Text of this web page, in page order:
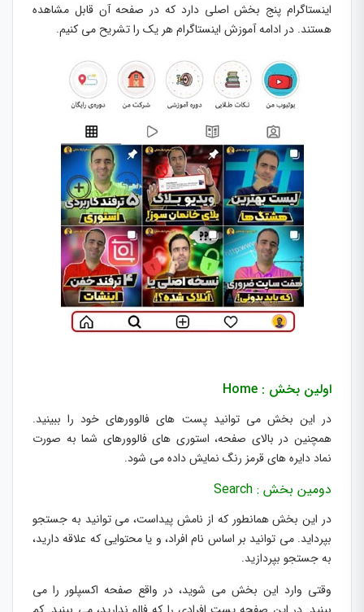
اینستاگرام پنج بخش اصلی دارد که در صفحه آن قابل مشاهده
هستند. در ادامه آموزش اینستاگرام هر یک را تشریح می کنیم.
اولین بخش : Home
در این بخش می توانید پست های فالوورهای خود را ببینید.
همچنین در بالای صفحه، استوری های فالوورهای شما به صورت
نماد دایره های قرمز رنگ نمایش داده می شود.
دومین بخش : Search
در این بخش همانطور که از نامش پیداست، می توانید به جستجو
بپرداید. می توانید بر اساس نام افراد، و یا محتوایی که علاقه دارید،
به جستجو بپردازید.
وقتی وارد این بخش می شوید، در واقع صفحه اکسپلور را می